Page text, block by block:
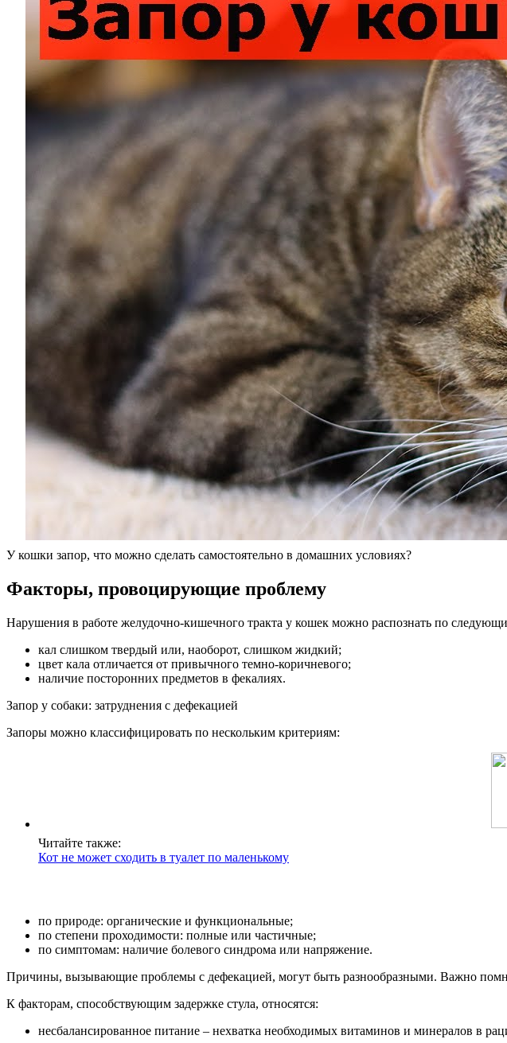
У кошки запор, что можно сделать самостоятельно в домашних условиях?
Факторы, провоцирующие проблему
Нарушения в работе желудочно-кишечного тракта у кошек можно распознать по
кал слишком твердый или, наоборот, слишком жидкий;
цвет кала отличается от привычного темно-коричневого;
наличие посторонних предметов в фекалиях.
Запор у собаки: затруднения с дефекацией
Запоры можно классифицировать по нескольким критериям:
Читайте также:
Кот не может сходить в туалет по маленькому
по природе: органические и функциональные;
по степени проходимости: полные или частичные;
по симптомам: наличие болевого синдрома или напряжение.
Причины, вызывающие проблемы с дефекацией, могут быть разнообразными. Важно
К факторам, способствующим задержке стула, относятся:
несбалансированное питание – нехватка необходимых витаминов и минералов в